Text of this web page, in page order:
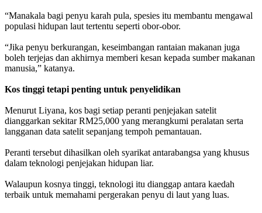
“Manakala bagi penyu karah pula, spesies itu membantu mengawal
populasi hidupan laut tertentu seperti obor-obor.
“Jika penyu berkurangan, keseimbangan rantaian makanan juga
boleh terjejas dan akhirnya memberi kesan kepada sumber makanan
manusia,” katanya.
Kos tinggi tetapi penting untuk penyelidikan
Menurut Liyana, kos bagi setiap peranti penjejakan satelit
dianggarkan sekitar RM25,000 yang merangkumi peralatan serta
langganan data satelit sepanjang tempoh pemantauan.
Peranti tersebut dihasilkan oleh syarikat antarabangsa yang khusus
dalam teknologi penjejakan hidupan liar.
Walaupun kosnya tinggi, teknologi itu dianggap antara kaedah
terbaik untuk memahami pergerakan penyu di laut yang luas.